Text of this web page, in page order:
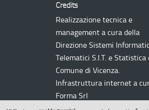
Credits
Realizzazione tecnica e
management a cura della
Direzione Sistemi
Telematici S.I.T. e Statistica
Comune di Vicenza.
Infrastruttura internet a
Forma Srl